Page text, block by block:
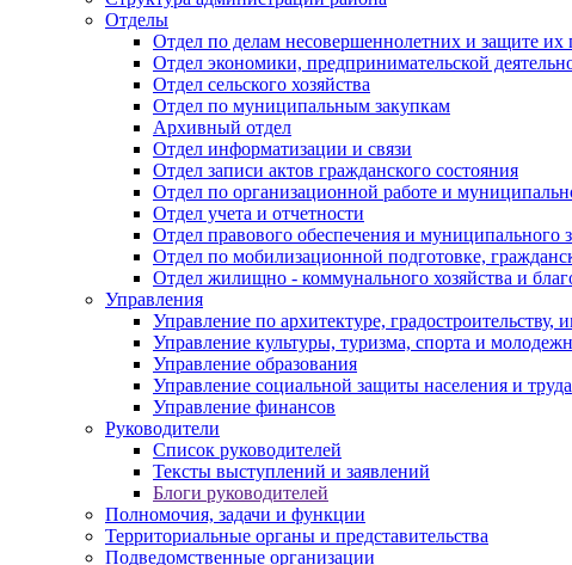
Отделы
Отдел по делам несовершеннолетних и защите их
Отдел экономики, предпринимательской
Отдел сельского хозяйства
Отдел по муниципальным закупкам
Архивный отдел
Отдел информатизации и связи
Отдел записи актов гражданского состояния
Отдел по организационной работе и
Отдел учета и отчетности
Отдел правового обеспечения и муниципального
Отдел по мобилизационной подготовке,
Отдел жилищно - коммунального хозяйства и
Управления
Управление по архитектуре,
Управление культуры, туризма, спорта и
Управление образования
Управление социальной защиты населения и труда
Управление финансов
Руководители
Список руководителей
Тексты выступлений и заявлений
Блоги руководителей
Полномочия, задачи и функции
Территориальные органы и представительства
Подведомственные организации